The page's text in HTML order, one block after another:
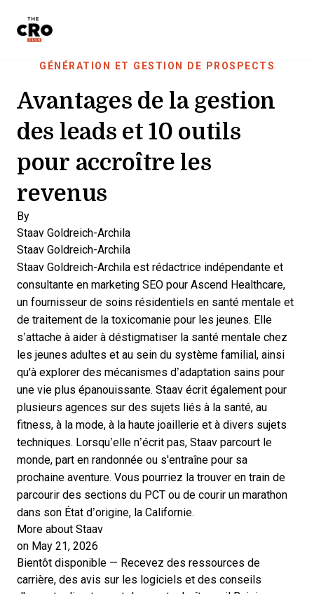
Skip to main content
GÉNÉRATION ET GESTION DE PROSPECTS
Avantages de la gestion
des leads et 10 outils
pour accroître les
revenus
By
Staav Goldreich-Archila
Staav Goldreich-Archila
Staav Goldreich-Archila est rédactrice indépendante et
consultante en marketing SEO pour Ascend Healthcare,
un fournisseur de soins résidentiels en santé mentale et
de traitement de la toxicomanie pour les jeunes. Elle
s’attache à aider à déstigmatiser la santé mentale chez
les jeunes adultes et au sein du système familial, ainsi
qu'à explorer des mécanismes d’adaptation sains pour
une vie plus épanouissante. Staav écrit également pour
plusieurs agences sur des sujets liés à la santé, au
fitness, à la mode, à la haute joaillerie et à divers sujets
techniques. Lorsqu’elle n’écrit pas, Staav parcourt le
monde, part en randonnée ou s'entraîne pour sa
prochaine aventure. Vous pourriez la trouver en train de
parcourir des sections du PCT ou de courir un marathon
dans son État d’origine, la Californie.
More about Staav
on May 21, 2026
Bientôt disponible — Recevez des ressources de
carrière, des avis sur les logiciels et des conseils